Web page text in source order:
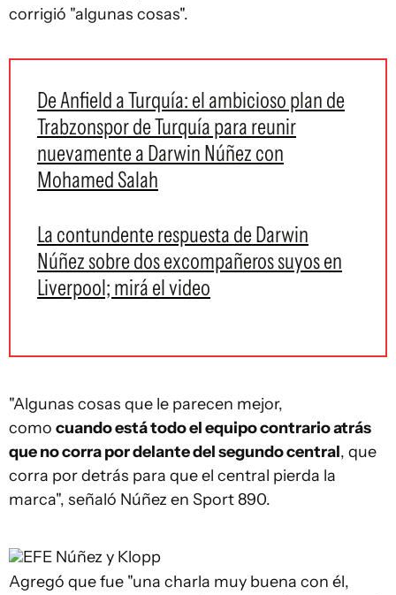
corrigió "algunas cosas".
De Anfield a Turquía: el ambicioso plan de
Trabzonspor de Turquía para reunir
nuevamente a Darwin Núñez con
Mohamed Salah
La contundente respuesta de Darwin
Núñez sobre dos excompañeros suyos en
Liverpool; mirá el video
"Algunas cosas que le parecen mejor,
como cuando está todo el equipo contrario atrás
que no corra por delante del segundo central, que
corra por detrás para que el central pierda la
marca", señaló Núñez en Sport 890.
EFE Núñez y Klopp
Agregó que fue "una charla muy buena con él,